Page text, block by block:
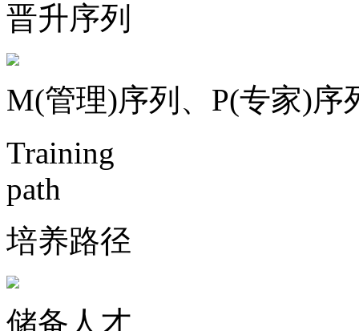
晋升序列
M(管理)序列、P(专家)序
Training
path
培养路径
储备人才